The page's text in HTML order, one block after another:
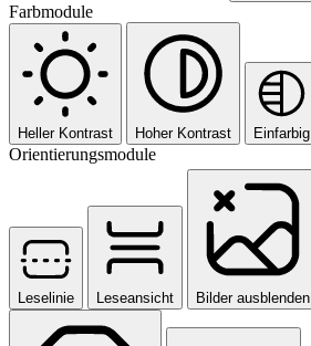
Farbmodule
Heller Kontrast Hoher Kontrast Einfarbig
Orientierungsmodule
Leselinie Leseansicht Bilder ausblenden